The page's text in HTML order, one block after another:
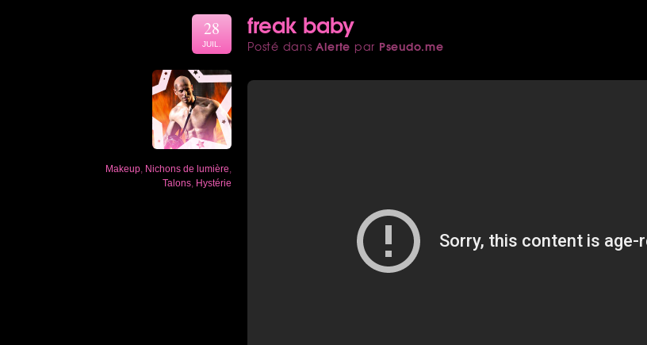
freak baby
Posté dansAlerte par Pseudo.me
28
JUIL.
Makeup Nichons de lumière
Talons Hystérie